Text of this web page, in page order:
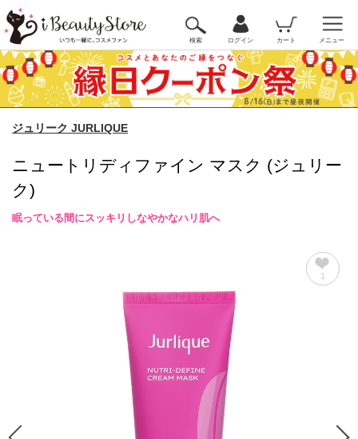
検索 ログイン カート メニュー
ジュリーク JURLIQUE
ニュートリディファイン マスク (ジュリー
ク)
眠っている間にスッキリしなやかなハリ肌へ
1